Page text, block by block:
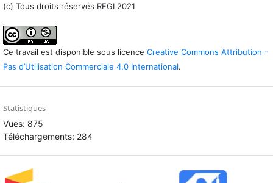
(c) Tous droits réservés RFGI 2021
Ce travail est disponible sous licence Creative Commons Attribution -
Pas d’Utilisation Commerciale 4.0 International.
Statistiques
Vues: 875
Téléchargements: 284